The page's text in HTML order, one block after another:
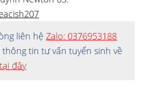
liên hệ Zalo: 0376953188
tin tư vấn tuyển sinh về
tại đây